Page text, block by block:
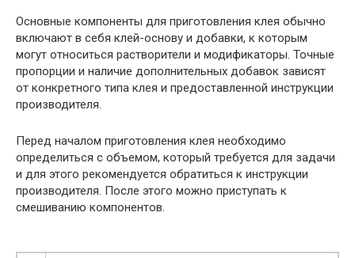
Основные компоненты для приготовления клея обычно
включают в себя клей-основу и добавки, к которым
могут относиться растворители и модификаторы. Точные
пропорции и наличие дополнительных добавок зависят
от конкретного типа клея и предоставленной инструкции
производителя.
Перед началом приготовления клея необходимо
определиться с объемом, который требуется для задачи
и для этого рекомендуется обратиться к инструкции
производителя. После этого можно приступать к
смешиванию компонентов.